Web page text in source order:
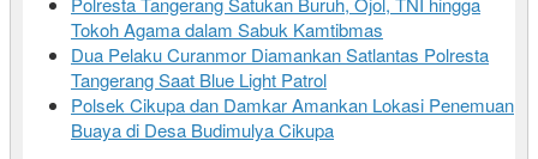
Tokoh Agama dalam Sabuk Kamtibmas
Dua Pelaku Curanmor Diamankan Satlantas Polresta
Tangerang Saat Blue Light Patrol
Polsek Cikupa dan Damkar Amankan Lokasi Penemuan
Buaya di Desa Budimulya Cikupa